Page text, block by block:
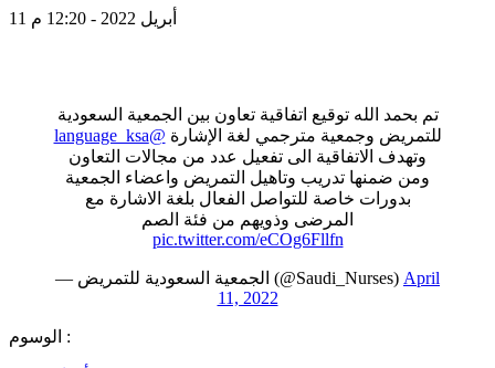
11 أبريل 2022 - 12:20 م
تم بحمد الله توقيع اتفاقية تعاون بين الجمعية السعودية
للتمريض وجمعية مترجمي لغة الإشارة @language_ksa
وتهدف الاتفاقية الى تفعيل عدد من مجالات التعاون
ومن ضمنها تدريب وتاهيل التمريض واعضاء الجمعية
بدورات خاصة للتواصل الفعال بلغة الاشارة مع
المرضى وذويهم من فئة الصم
pic.twitter.com/eCOg6Fllfn
— الجمعية السعودية للتمريض (@Saudi_Nurses) April
11, 2022
الوسوم :